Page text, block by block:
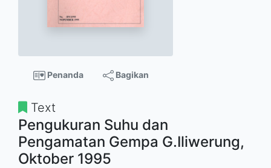
Penanda Bagikan
Text
Pengukuran Suhu dan
Pengamatan Gempa G.Iliwerung,
Oktober 1995